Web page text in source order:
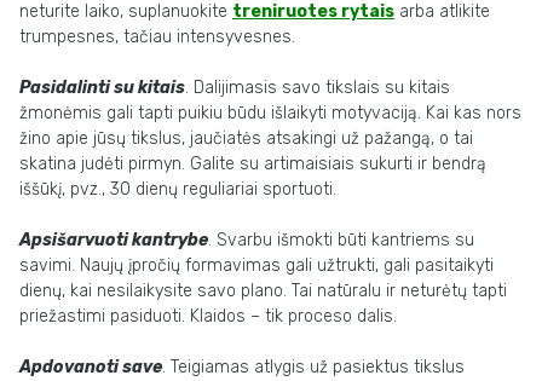
neturite laiko, suplanuokite treniruotes rytais arba atlikite
trumpesnes, tačiau intensyvesnes.
Pasidalinti su kitais. Dalijimasis savo tikslais su kitais
žmonėmis gali tapti puikiu būdu išlaikyti motyvaciją. Kai kas nors
žino apie jūsų tikslus, jaučiatės atsakingi už pažangą, o tai
skatina judėti pirmyn. Galite su artimaisiais sukurti ir bendrą
iššūkį, pvz., 30 dienų reguliariai sportuoti.
Apsišarvuoti kantrybe. Svarbu išmokti būti kantriems su
savimi. Naujų įpročių formavimas gali užtrukti, gali pasitaikyti
dienų, kai nesilaikysite savo plano. Tai natūralu ir neturėtų tapti
priežastimi pasiduoti. Klaidos – tik proceso dalis.
Apdovanoti save. Teigiamas atlygis už pasiektus tikslus